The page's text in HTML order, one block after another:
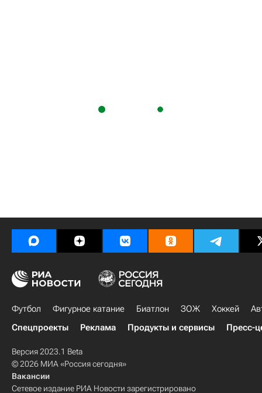
Футбол Фигурное катание Биатлон ЗОЖ Хоккей
Спецпроекты
Реклама Продукты и сервисы Пресс-
Версия 2023.1 Beta
© 2026 МИА «Россия сегодня»
Вакансии
Сетевое издание РИА Новости зарегистрировано